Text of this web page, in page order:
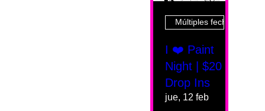
Múltiples fechas
I ❤️ Paint
Night | $20
Drop Ins
jue, 12 feb